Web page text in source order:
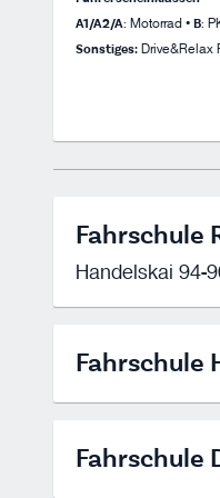
A1/A2/A: Motorrad • B:
Sonstiges: Drive&Relax
Fahrschule
Handelskai 94-
Fahrschule
Fahrschule